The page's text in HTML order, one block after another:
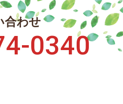
合わせ
0340